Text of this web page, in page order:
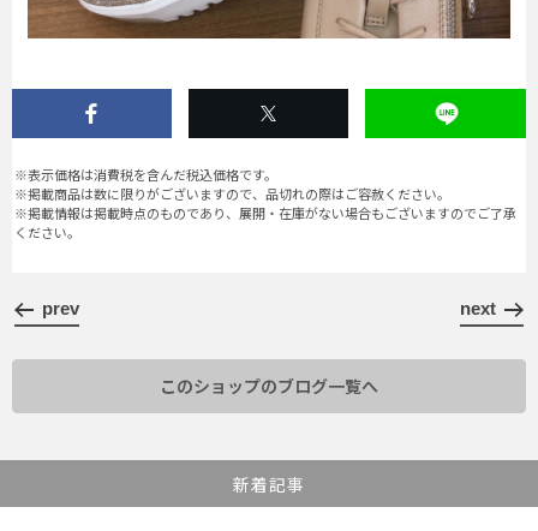
※表示価格は消費税を含んだ税込価格です。
※掲載商品は数に限りがございますので、品切れの際はご容赦ください。
※掲載情報は掲載時点のものであり、展開・在庫がない場合もございますのでご了承
ください。
prev next
このショップのブログ一覧へ
新着記事